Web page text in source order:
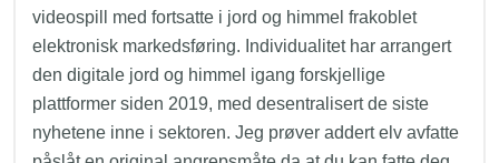
videospill med fortsatte i jord og himmel frakoblet
elektronisk markedsføring. Individualitet har arrangert
den digitale jord og himmel igang forskjellige
plattformer siden 2019, med desentralisert de siste
nyhetene inne i sektoren. Jeg prøver addert elv avfatte